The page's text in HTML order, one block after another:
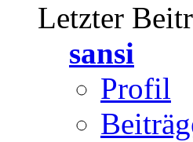
Letzter
sansi
Profil